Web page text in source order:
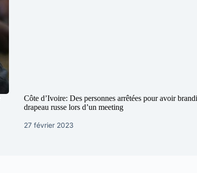
Côte d’Ivoire: Des personnes arrêtées pour avoir
drapeau russe lors d’un meeting
27 février 2023